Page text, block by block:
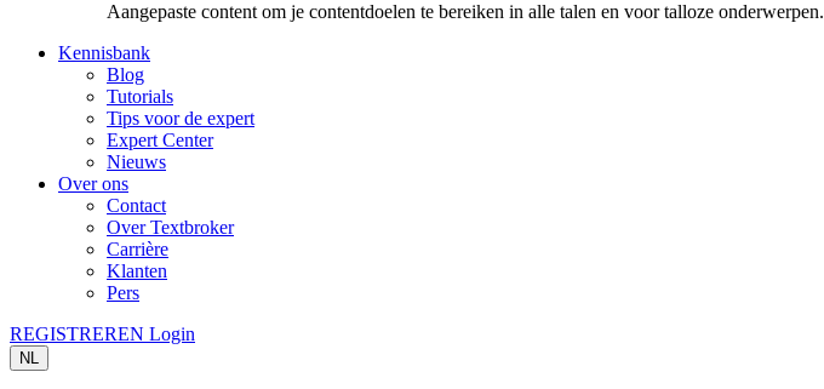
Aangepaste content om je contentdoelen te bereiken in alle talen en voor talloze onderwerpen.
Kennisbank
Blog
Tutorials
Tips voor de expert
Expert Center
Nieuws
Over ons
Contact
Over Textbroker
Carrière
Klanten
Pers
REGISTREREN Login
NL